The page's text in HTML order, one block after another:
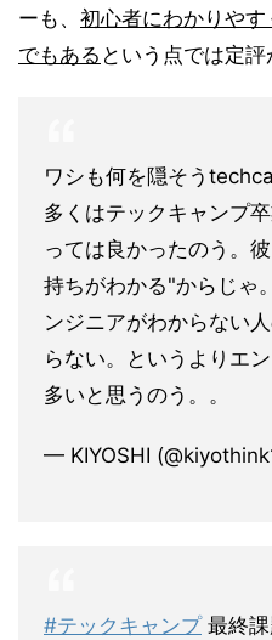
ーも、 初心者にわかりや
でもある という点では定評
ワシも何を隠そう
多くはテックキャンプ
っては良かったのう。
持ちがわかる"からじゃ
ンジニアがわからない
らない。というよりエ
多いと思うのう。。
— KIYOSHI
#テックキャンプ最終課